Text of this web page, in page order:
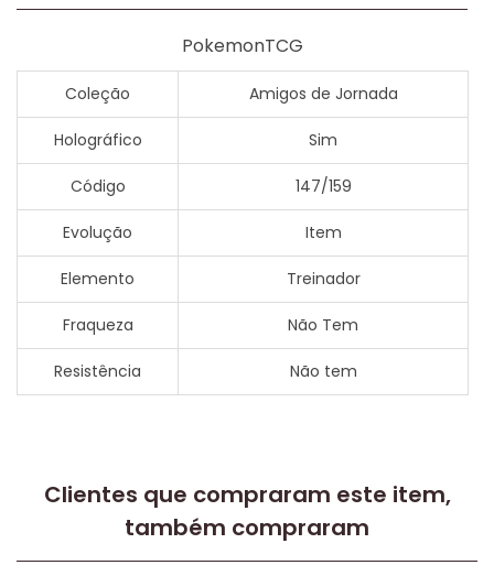
PokemonTCG
Coleção Amigos de Jornada
Holográfico Sim
Código 147/159
Evolução Item
Elemento Treinador
Fraqueza Não Tem
Resistência Não tem
Clientes que compraram este item,
também compraram